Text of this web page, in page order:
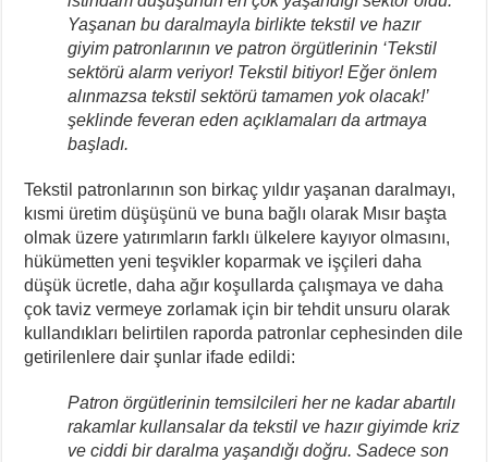
Yaşanan bu daralmayla birlikte tekstil ve hazır
giyim patronlarının ve patron örgütlerinin ‘Tekstil
sektörü alarm veriyor! Tekstil bitiyor! Eğer önlem
alınmazsa tekstil sektörü tamamen yok olacak!’
şeklinde feveran eden açıklamaları da artmaya
başladı.
Tekstil patronlarının son birkaç yıldır yaşanan daralmayı,
kısmi üretim düşüşünü ve buna bağlı olarak Mısır başta
olmak üzere yatırımların farklı ülkelere kayıyor olmasını,
hükümetten yeni teşvikler koparmak ve işçileri daha
düşük ücretle, daha ağır koşullarda çalışmaya ve daha
çok taviz vermeye zorlamak için bir tehdit unsuru olarak
kullandıkları belirtilen raporda patronlar cephesinden dile
getirilenlere dair şunlar ifade edildi:
Patron örgütlerinin temsilcileri her ne kadar abartılı
rakamlar kullansalar da tekstil ve hazır giyimde kriz
ve ciddi bir daralma yaşandığı doğru. Sadece son